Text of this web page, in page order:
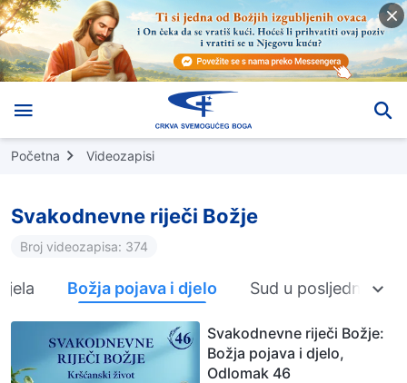
Početna Videozapisi
Svakodnevne riječi Božje
Broj videozapisa: 374
Božja pojava i djelo Sud u posljednjim
Svakodnevne riječi Božje:
Božja pojava i djelo,
Odlomak 46